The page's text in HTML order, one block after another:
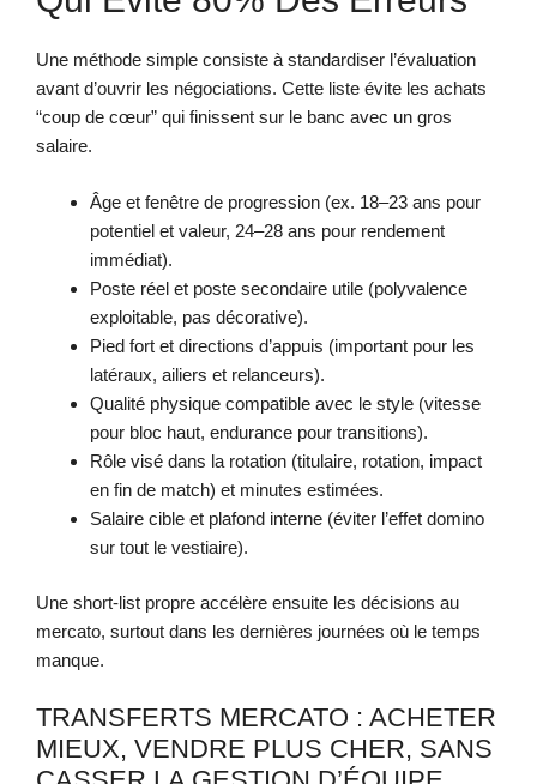
Une méthode simple consiste à standardiser l’évaluation
avant d’ouvrir les négociations. Cette liste évite les achats
“coup de cœur” qui finissent sur le banc avec un gros
salaire.
Âge et fenêtre de progression (ex. 18–23 ans pour
potentiel et valeur, 24–28 ans pour rendement
immédiat).
Poste réel et poste secondaire utile (polyvalence
exploitable, pas décorative).
Pied fort et directions d’appuis (important pour les
latéraux, ailiers et relanceurs).
Qualité physique compatible avec le style (vitesse
pour bloc haut, endurance pour transitions).
Rôle visé dans la rotation (titulaire, rotation, impact
en fin de match) et minutes estimées.
Salaire cible et plafond interne (éviter l’effet domino
sur tout le vestiaire).
Une short-list propre accélère ensuite les décisions au
mercato, surtout dans les dernières journées où le temps
manque.
TRANSFERTS MERCATO : ACHETER
MIEUX, VENDRE PLUS CHER, SANS